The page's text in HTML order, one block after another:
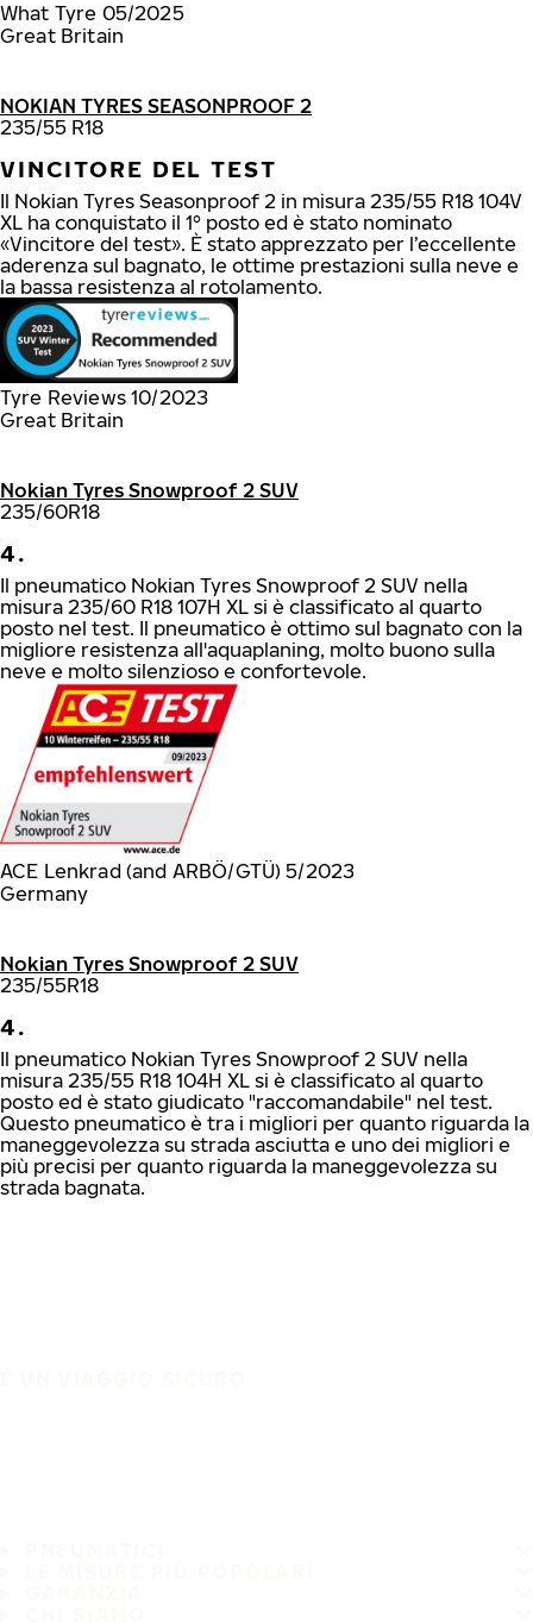
What Tyre 05/2025
Great Britain
NOKIAN TYRES SEASONPROOF 2
235/55 R18
VINCITORE DEL TEST
Il Nokian Tyres Seasonproof 2 in misura 235/55 R18 104V
XL ha conquistato il 1° posto ed è stato nominato
«Vincitore del test». È stato apprezzato per l’eccellente
aderenza sul bagnato, le ottime prestazioni sulla neve e
la bassa resistenza al rotolamento.
Tyre Reviews 10/2023
Great Britain
Nokian Tyres Snowproof 2 SUV
235/60R18
4.
Il pneumatico Nokian Tyres Snowproof 2 SUV nella
misura 235/60 R18 107H XL si è classificato al quarto
posto nel test. Il pneumatico è ottimo sul bagnato con la
migliore resistenza all'aquaplaning, molto buono sulla
neve e molto silenzioso e confortevole.
ACE Lenkrad (and ARBÖ/GTÜ) 5/2023
Germany
Nokian Tyres Snowproof 2 SUV
235/55R18
4.
Il pneumatico Nokian Tyres Snowproof 2 SUV nella
misura 235/55 R18 104H XL si è classificato al quarto
posto ed è stato giudicato "raccomandabile" nel test.
Questo pneumatico è tra i migliori per quanto riguarda la
maneggevolezza su strada asciutta e uno dei migliori e
più precisi per quanto riguarda la maneggevolezza su
strada bagnata.